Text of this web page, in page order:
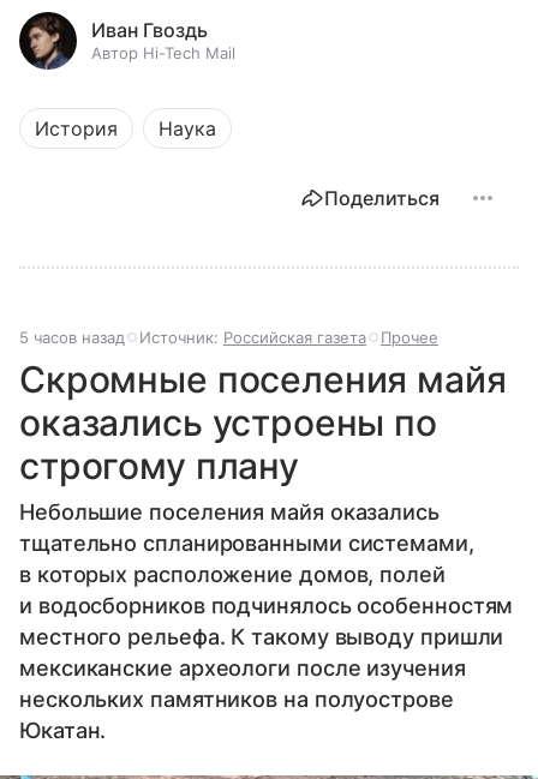
Иван Гвоздь
Автор Hi-Tech Mail
История Наука
Поделиться
5 часов назад Источник: Российская газета Прочее
Скромные поселения майя
оказались устроены по
строгому плану
Небольшие поселения майя оказались
тщательно спланированными системами,
в которых расположение домов, полей
и водосборников подчинялось особенностям
местного рельефа. К такому выводу пришли
мексиканские археологи после изучения
нескольких памятников на полуострове
Юкатан.